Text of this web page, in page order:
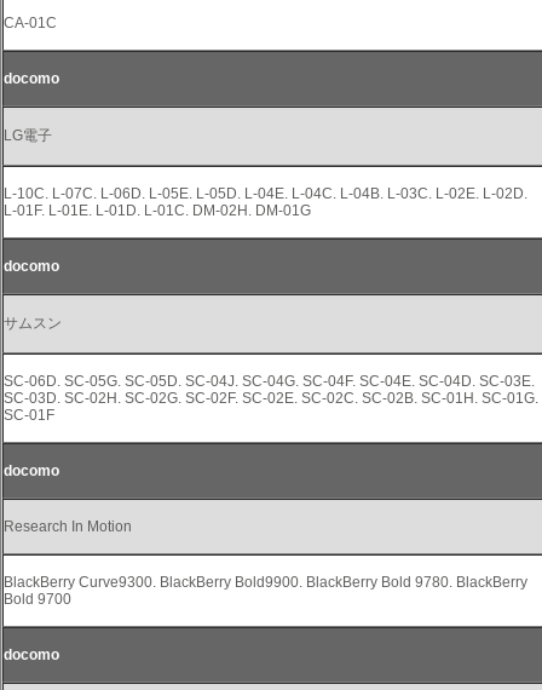
CA-01C
docomo
LG電子
L-10C. L-07C. L-06D. L-05E. L-05D. L-04E. L-04C. L-04B. L-03C. L-02E. L-02D.
L-01F. L-01E. L-01D. L-01C. DM-02H. DM-01G
docomo
サムスン
SC-06D. SC-05G. SC-05D. SC-04J. SC-04G. SC-04F. SC-04E. SC-04D. SC-03E.
SC-03D. SC-02H. SC-02G. SC-02F. SC-02E. SC-02C. SC-02B. SC-01H. SC-01G.
SC-01F
docomo
Research In Motion
BlackBerry Curve9300. BlackBerry Bold9900. BlackBerry Bold 9780. BlackBerry
Bold 9700
docomo